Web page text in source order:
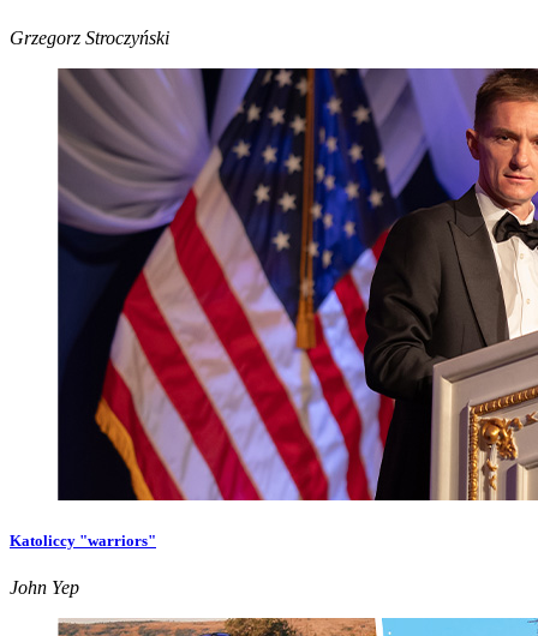
Grzegorz Stroczyński
Katoliccy "warriors"
John Yep